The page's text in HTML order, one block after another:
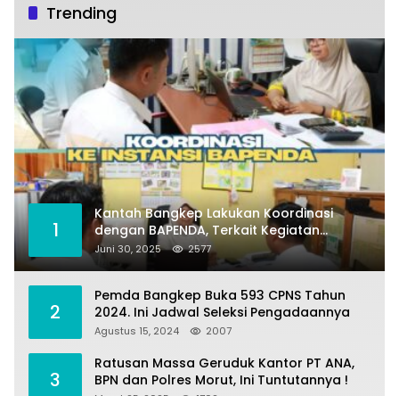
Trending
1
Kantah Bangkep Lakukan Koordinasi
dengan BAPENDA, Terkait Kegiatan
Fasilitasi Penilaian Tanah dan Ekonomi
Pertanahan
Juni 30, 2025 2577
2
Pemda Bangkep Buka 593 CPNS Tahun
2024. Ini Jadwal Seleksi Pengadaannya
Agustus 15, 2024 2007
3
Ratusan Massa Geruduk Kantor PT ANA,
BPN dan Polres Morut, Ini Tuntutannya !